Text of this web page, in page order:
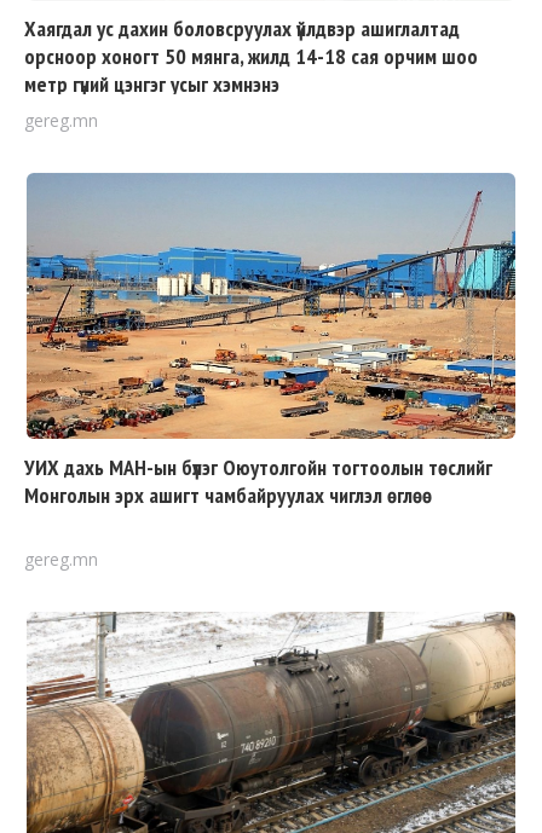
Хаягдал ус дахин боловсруулах үйлдвэр ашиглалтад
орсноор хоногт 50 мянга, жилд 14-18 сая орчим шоо
метр гүний цэнгэг усыг хэмнэнэ
gereg.mn
УИХ дахь МАН-ын бүлэг Оюутолгойн тогтоолын төслийг
Монголын эрх ашигт чамбайруулах чиглэл өглөө
gereg.mn